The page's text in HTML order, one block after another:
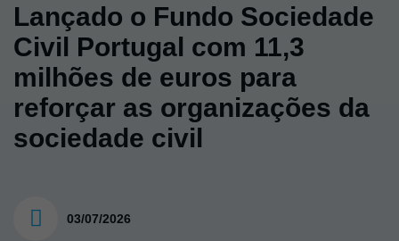
Lançado o Fundo Sociedade
Civil Portugal com 11,3
milhões de euros para
reforçar as organizações da
sociedade civil
03/07/2026